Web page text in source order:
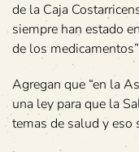
de la Caja
siempre han estado
de los
Agregan que “en la
una ley para que la
temas de salud y eso